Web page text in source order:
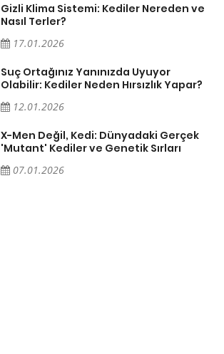
Gizli Klima Sistemi: Kediler Nereden ve
Nasıl Terler?
17.01.2026
Suç Ortağınız Yanınızda Uyuyor
Olabilir: Kediler Neden Hırsızlık Yapar?
12.01.2026
X-Men Değil, Kedi: Dünyadaki Gerçek
'Mutant' Kediler ve Genetik Sırları
07.01.2026